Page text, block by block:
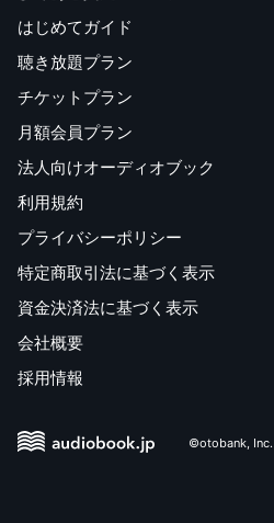
はじめてガイド
聴き放題プラン
チケットプラン
月額会員プラン
法人向けオーディオブック
利用規約
プライバシーポリシー
特定商取引法に基づく表示
資金決済法に基づく表示
会社概要
採用情報
©otobank, Inc.